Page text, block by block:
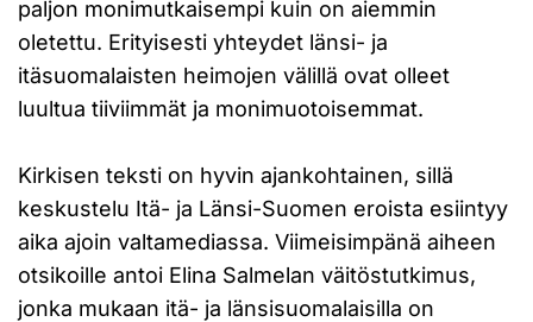
paljon monimutkaisempi kuin on aiemmin
oletettu. Erityisesti yhteydet länsi- ja
itäsuomalaisten heimojen välillä ovat olleet
luultua tiiviimmät ja monimuotoisemmat.
Kirkisen teksti on hyvin ajankohtainen, sillä
keskustelu Itä- ja Länsi-Suomen eroista esiintyy
aika ajoin valtamediassa. Viimeisimpänä aiheen
otsikoille antoi Elina Salmelan väitöstutkimus,
jonka mukaan itä- ja länsisuomalaisilla on